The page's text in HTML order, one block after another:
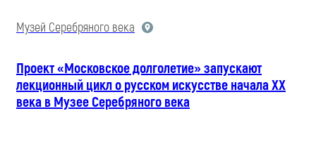
Музей Серебряного века
Проект «Московское долголетие» запускают
лекционный цикл о русском искусстве начала XX
века в Музее Серебряного века